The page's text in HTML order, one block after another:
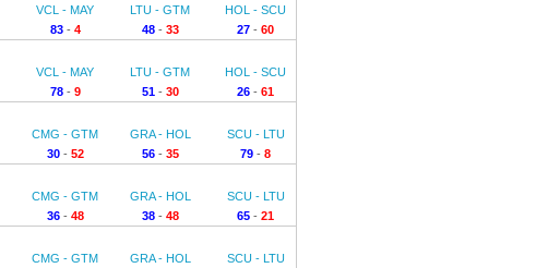
VCL - MAY
83- 4
LTU - GTM
48- 33
HOL - SCU
27 - 60
VCL - MAY
78- 9
LTU - GTM
51- 30
HOL - SCU
26 - 61
CMG - GTM
30- 52
GRA - HOL
56- 35
SCU - LTU
79 - 8
CMG - GTM
36- 48
GRA - HOL
38- 48
SCU - LTU
65 - 21
CMG - GTM GRA - HOL SCU - LTU